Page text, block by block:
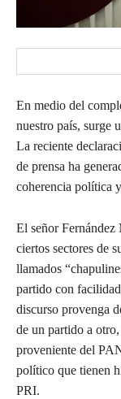
En medio del
nuestro país, surge
La reciente
de prensa ha
coherencia política
El señor Fernández
ciertos sectores de
llamados
partido con
discurso provenga
de un partido a
proveniente del
político que tienen
PRI.